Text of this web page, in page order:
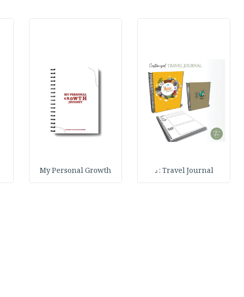
Travel Journal : د My Personal Growth